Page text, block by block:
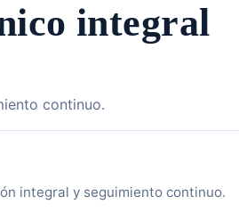
integral
continuo.
integral y seguimiento continuo.